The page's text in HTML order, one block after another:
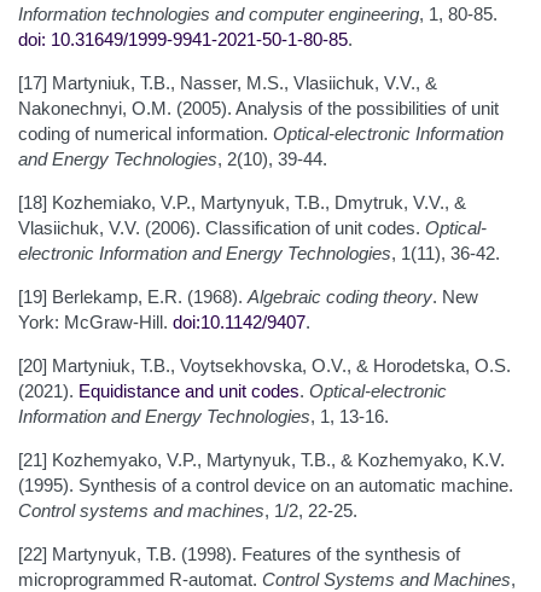
Information technologies and computer engineering, 1, 80-85.
doi: 10.31649/1999-9941-2021-50-1-80-85.
[17] Martyniuk, T.B., Nasser, M.S., Vlasiichuk, V.V., &
Nakonechnyi, O.M. (2005). Analysis of the possibilities of unit
coding of numerical information. Optical-electronic Information
and Energy Technologies, 2(10), 39-44.
[18] Kozhemiako, V.P., Martynyuk, T.B., Dmytruk, V.V., &
Vlasiichuk, V.V. (2006). Classification of unit codes. Optical-
electronic Information and Energy Technologies, 1(11), 36-42.
[19] Berlekamp, E.R. (1968). Algebraic coding theory. New
York: McGraw-Hill. doi:10.1142/9407.
[20] Martyniuk, T.B., Voytsekhovska, O.V., & Horodetska, O.S.
(2021). Equidistance and unit codes. Optical-electronic
Information and Energy Technologies, 1, 13-16.
[21] Kozhemyako, V.P., Martynyuk, T.B., & Kozhemyako, K.V.
(1995). Synthesis of a control device on an automatic machine.
Control systems and machines, 1/2, 22-25.
[22] Martynyuk, T.B. (1998). Features of the synthesis of
microprogrammed R-automat. Control Systems and Machines,